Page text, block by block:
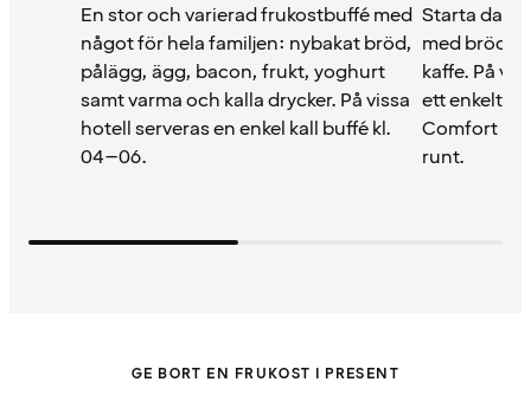
En stor och varierad frukostbuffé med
något för hela familjen: nybakat bröd,
pålägg, ägg, bacon, frukt, yoghurt
samt varma och kalla drycker. På vissa
hotell serveras en enkel kall buffé kl.
04–06.
Starta
med bröd,
kaffe. På
ett enkelt
Comfort
runt.
GE BORT EN FRUKOST I PRESENT